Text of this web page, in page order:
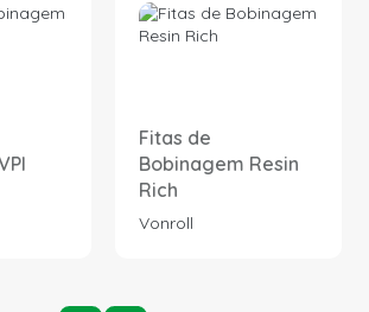
Fitas de
Bobinagem Resin
Rich
Vonroll